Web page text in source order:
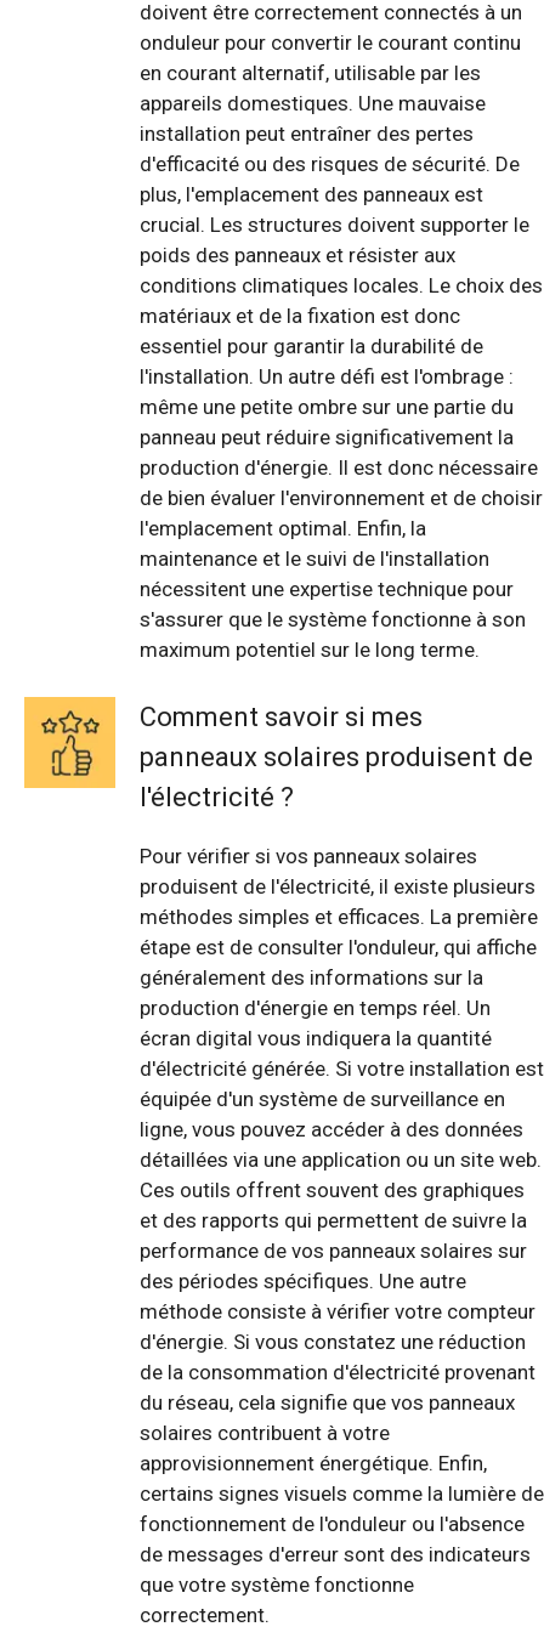
doivent être correctement connectés à un
onduleur pour convertir le courant continu
en courant alternatif, utilisable par les
appareils domestiques. Une mauvaise
installation peut entraîner des pertes
d'efficacité ou des risques de sécurité. De
plus, l'emplacement des panneaux est
crucial. Les structures doivent supporter le
poids des panneaux et résister aux
conditions climatiques locales. Le choix des
matériaux et de la fixation est donc
essentiel pour garantir la durabilité de
l'installation. Un autre défi est l'ombrage :
même une petite ombre sur une partie du
panneau peut réduire significativement la
production d'énergie. Il est donc nécessaire
de bien évaluer l'environnement et de choisir
l'emplacement optimal. Enfin, la
maintenance et le suivi de l'installation
nécessitent une expertise technique pour
s'assurer que le système fonctionne à son
maximum potentiel sur le long terme.
Comment savoir si mes
panneaux solaires produisent de
l'électricité ?
Pour vérifier si vos panneaux solaires
produisent de l'électricité, il existe plusieurs
méthodes simples et efficaces. La première
étape est de consulter l'onduleur, qui affiche
généralement des informations sur la
production d'énergie en temps réel. Un
écran digital vous indiquera la quantité
d'électricité générée. Si votre installation est
équipée d'un système de surveillance en
ligne, vous pouvez accéder à des données
détaillées via une application ou un site web.
Ces outils offrent souvent des graphiques
et des rapports qui permettent de suivre la
performance de vos panneaux solaires sur
des périodes spécifiques. Une autre
méthode consiste à vérifier votre compteur
d'énergie. Si vous constatez une réduction
de la consommation d'électricité provenant
du réseau, cela signifie que vos panneaux
solaires contribuent à votre
approvisionnement énergétique. Enfin,
certains signes visuels comme la lumière de
fonctionnement de l'onduleur ou l'absence
de messages d'erreur sont des indicateurs
que votre système fonctionne
correctement.